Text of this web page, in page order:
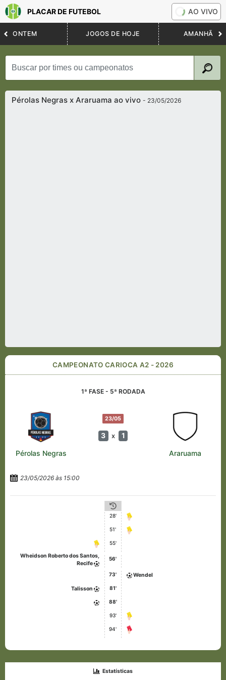
PLACAR DE FUTEBOL AO VIVO
ONTEM JOGOS DE HOJE AMANHÃ
Pérolas Negras x Araruama ao vivo- 23/05/2026
CAMPEONATO CARIOCA A2 - 2026
1ª FASE - 5ª RODADA
23/05
3 x 1
Pérolas Negras Araruama
23/05/2026 às 15:00
28'
51'
55'
Wheidson Roberto dos Santos,
Recife
56'
73' Wendel
Talisson 81'
88'
93'
94'
Estatísticas